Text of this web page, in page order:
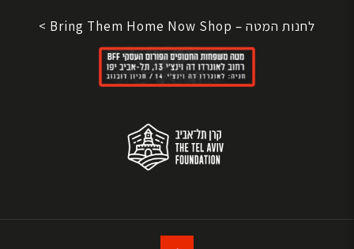
לחנות המטה – Bring Them Home Now Shop >